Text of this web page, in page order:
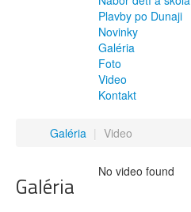
Plavby po Dunaji
Novinky
Galéria
Foto
Video
Kontakt
Galéria | Video
Galéria
No video found